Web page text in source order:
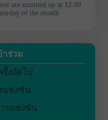
are summed up at 12:00
of the month
าร่วม
งถัดไป
แข่งขัน
รแข่งขัน